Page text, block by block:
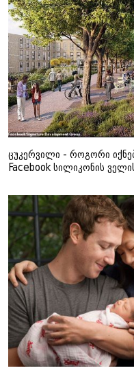
ცუკერვილი - როგორი
Facebook სილიკონის